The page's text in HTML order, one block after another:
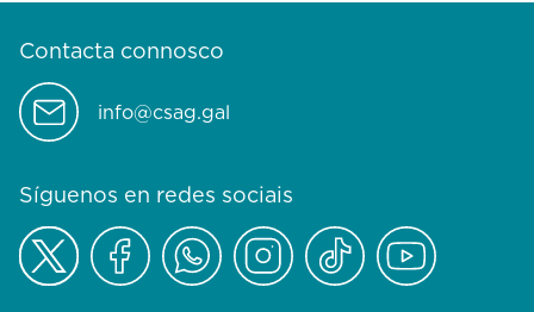
Contacta connosco
info@csag.gal
Síguenos en redes sociais